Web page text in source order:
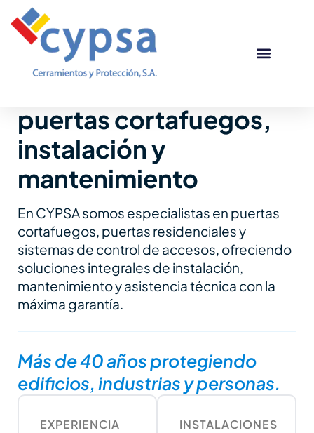
contenido
EXPERIENCIA INSTALACIONES
Lo que mejor sabemos hacer
puertas cortafuegos,
instalación y
mantenimiento
En CYPSA somos especialistas en puertas
cortafuegos, puertas residenciales y
sistemas de control de accesos, ofreciendo
soluciones integrales de instalación,
mantenimiento y asistencia técnica con la
máxima garantía.
Más de 40 años protegiendo
edificios, industrias y personas.